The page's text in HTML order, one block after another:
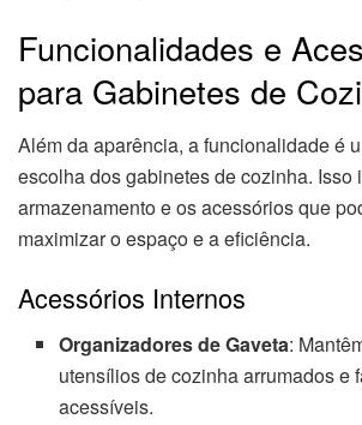
Funcionalidades e
para Gabinetes de
Além da aparência, a funcionalidade é
escolha dos gabinetes de cozinha. Isso
armazenamento e os acessórios que
maximizar o espaço e a eficiência.
Acessórios Internos
Organizadores de Gaveta:
utensílios de cozinha arrumados e
acessíveis.